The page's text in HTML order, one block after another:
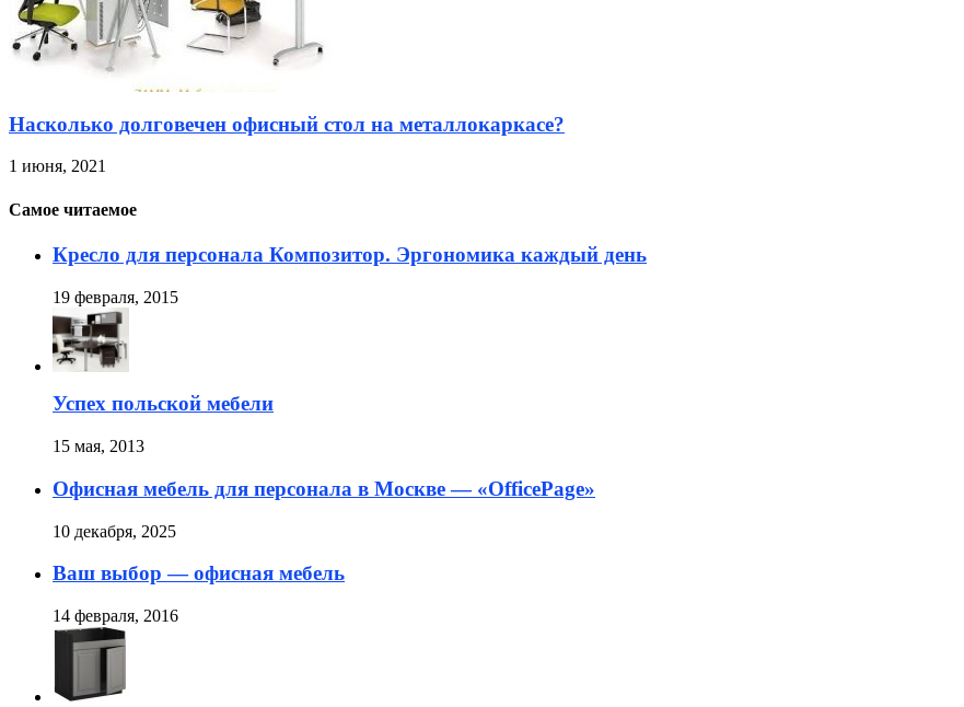
Насколько долговечен офисный стол на металлокаркасе?
1 июня, 2021
Самое читаемое
Кресло для персонала Композитор. Эргономика каждый день
19 февраля, 2015
Успех польской мебели
15 мая, 2013
Офисная мебель для персонала в Москве — «OfficePage»
10 декабря, 2025
Ваш выбор — офисная мебель
14 февраля, 2016